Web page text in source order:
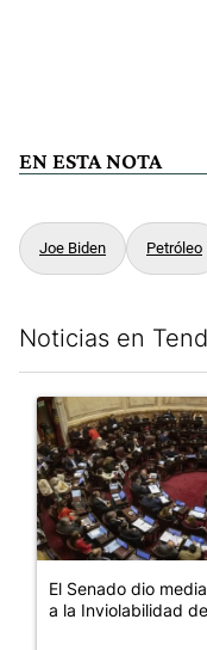
EN ESTA NOTA
Joe Biden Petróleo
Noticias en
Un artículo de
El Senado dio
a la Inviolabilidad